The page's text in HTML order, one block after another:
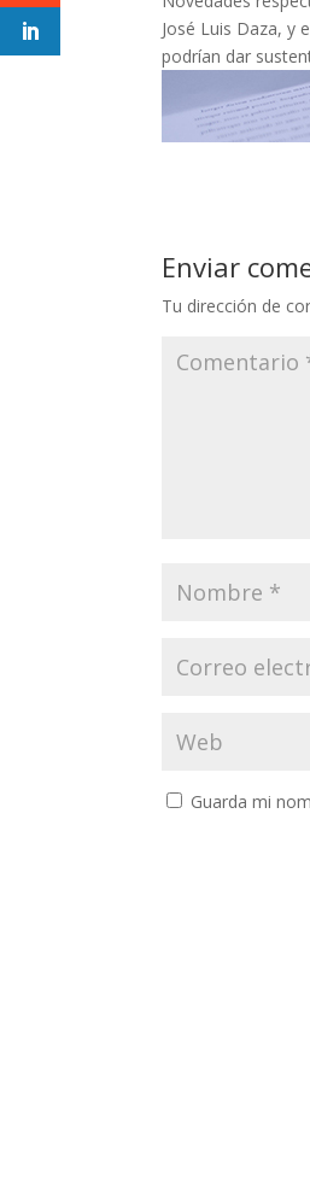
José Luis Daza, y
podrían dar
Enviar
Tu dirección de
Guarda mi